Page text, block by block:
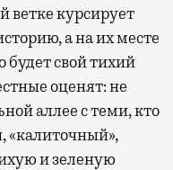
ветке курсирует
а на их месте
будет свой тихий
оценят: не
аллее с теми, кто
«калиточный»,
и зеленую